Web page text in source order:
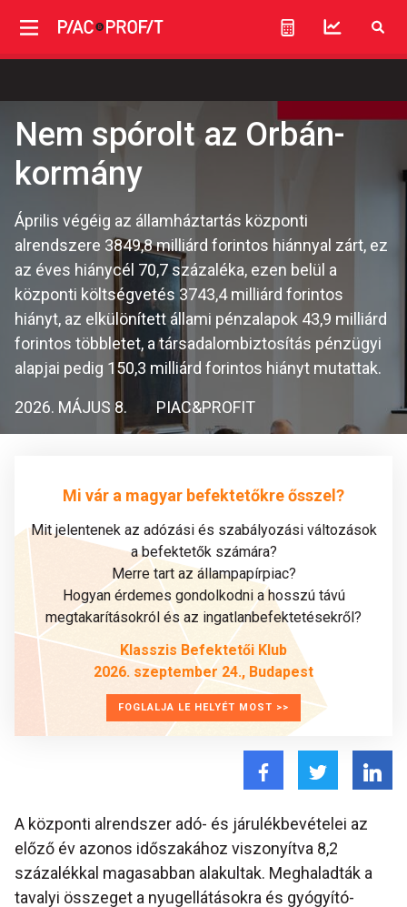
Nem spórolt az Orbán-
kormány
Április végéig az államháztartás központi
alrendszere 3849,8 milliárd forintos hiánnyal zárt, ez
az éves hiánycél 70,7 százaléka, ezen belül a
központi költségvetés 3743,4 milliárd forintos
hiányt, az elkülönített állami pénzalapok 43,9 milliárd
forintos többletet, a társadalombiztosítás pénzügyi
alapjai pedig 150,3 milliárd forintos hiányt mutattak.
2026. MÁJUS 8. PIAC&PROFIT
Mi vár a magyar befektetőkre ősszel?
Mit jelentenek az adózási és szabályozási változások
a befektetők számára?
Merre tart az állampapírpiac?
Hogyan érdemes gondolkodni a hosszú távú
megtakarításokról és az ingatlanbefektetésekről?
Klasszis Befektetői Klub
2026. szeptember 24., Budapest
FOGLALJA LE HELYÉT MOST >>
A központi alrendszer adó- és járulékbevételei az
előző év azonos időszakához viszonyítva 8,2
százalékkal magasabban alakultak. Meghaladták a
tavalyi összeget a nyugellátásokra és gyógyító-